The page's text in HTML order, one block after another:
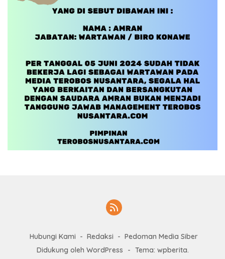
Hubungi Kami Redaksi
Pedoman Media Siber
Didukung oleh WordPress
- Tema: wpberita.